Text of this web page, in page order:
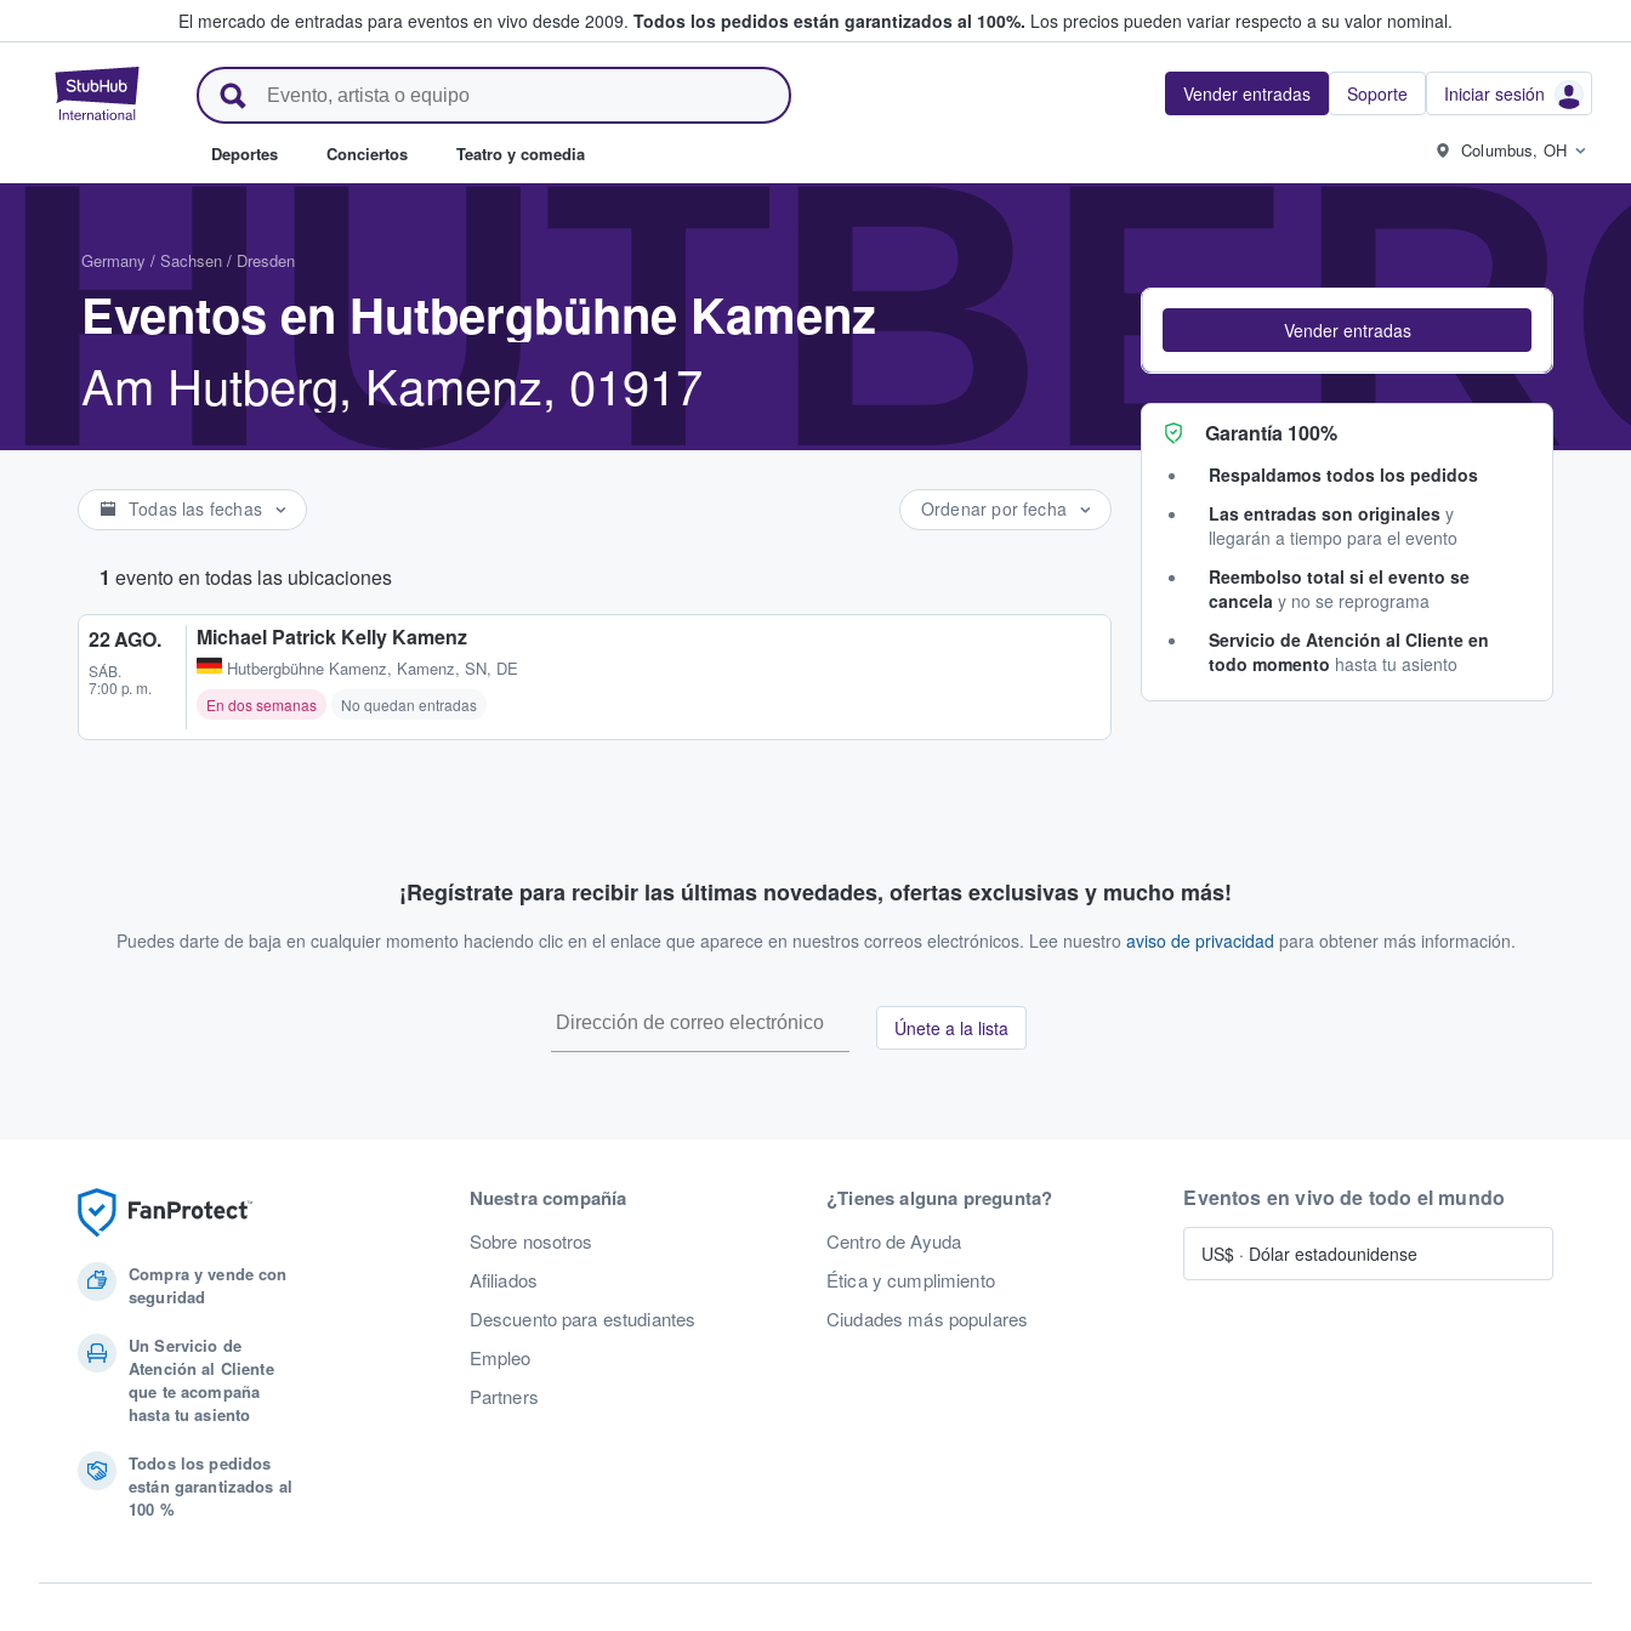
El mercado de entradas para eventos en vivo desde 2009. Todos los pedidos están garantizados al 100%. Los precios pueden variar respecto a su valor nominal.
StubHub: compra y venta de entradas entre fans Vender entradas Soporte Iniciar sesión
Deportes Conciertos Teatro y comedia Columbus, OH
Germany / Sachsen / Dresden
Eventos en Hutbergbühne Kamenz
Am Hutberg, Kamenz, 01917
Todas las fechas Ordenar por fecha
1 evento en todas las ubicaciones
22 AGO.
SÁB.
7:00 p. m.
Michael Patrick Kelly Kamenz
Hutbergbühne Kamenz, Kamenz, SN, DE
En dos semanas No quedan entradas
Vender entradas
Garantía 100%
Respaldamos todos los pedidos
Las entradas son originales y
llegarán a tiempo para el evento
Reembolso total si el evento se
cancela y no se reprograma
Servicio de Atención al Cliente en
todo momento hasta tu asiento
¡Regístrate para recibir las últimas novedades, ofertas exclusivas y mucho más!
Puedes darte de baja en cualquier momento haciendo clic en el enlace que aparece en nuestros correos electrónicos. Lee nuestro aviso de privacidad para obtener más información.
Únete a la lista
Compra y vende con
seguridad
Un Servicio de
Atención al Cliente
que te acompaña
hasta tu asiento
Todos los pedidos
están garantizados al
100 %
Nuestra compañía
Sobre nosotros
Afiliados
Descuento para estudiantes
Empleo
Partners
¿Tienes alguna pregunta?
Centro de Ayuda
Ética y cumplimiento
Ciudades más populares
Eventos en vivo de todo el mundo
US$ · Dólar estadounidense